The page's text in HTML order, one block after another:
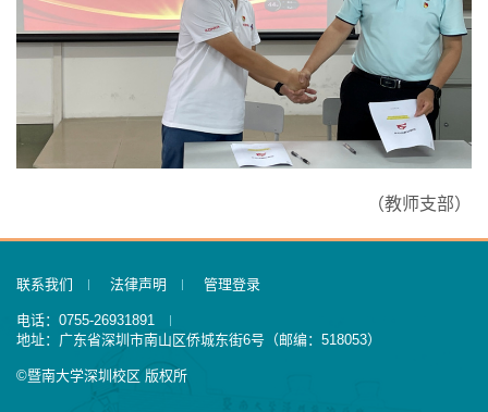
（教师支部）
联系我们 法律声明 管理登录
电话：0755-26931891
地址：广东省深圳市南山区侨城东街6号（邮编：518053）
©暨南大学深圳校区 版权所